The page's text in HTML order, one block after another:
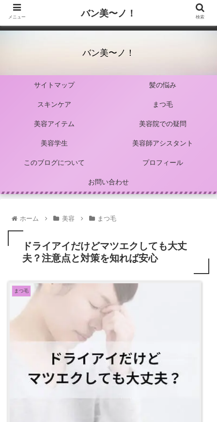
バン美〜ノ！
サイトマップ 髪の悩み
スキンケア まつ毛
美容アイテム 美容院での疑問
美容学生 美容師アシスタント
このブログについて プロフィール
お問い合わせ
ホーム 美容 まつ毛
ドライアイだけどマツエクしても大丈
夫？注意点と対策を知れば安心
まつ毛
メニュー バン美〜ノ！ 検索